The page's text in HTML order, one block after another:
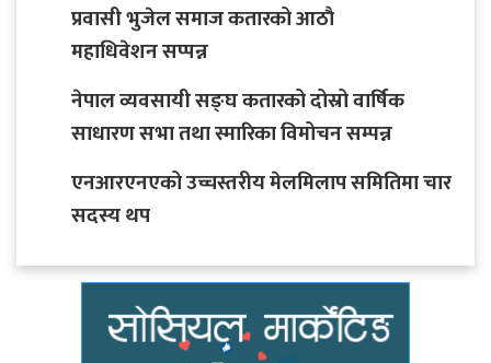
प्रवासी भुजेल समाज कतारको आठाै
महाधिवेशन सप्पन्न
नेपाल व्यवसायी सङ्घ कतारको दोस्रो वार्षिक
साधारण सभा तथा स्मारिका विमोचन सम्पन्न
एनआरएनएको उच्चस्तरीय मेलमिलाप समितिमा चार
सदस्य थप